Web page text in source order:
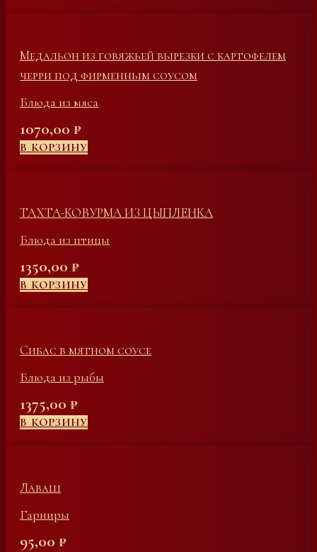
Медальон из говяжьей вырезки с картофелем
черри под фирменным соусом
Блюда из мяса
1070,00 ₽
В КОРЗИНУ
ТАХТА-КОВУРМА ИЗ ЦЫПЛЕНКА
Блюда из птицы
1350,00 ₽
В КОРЗИНУ
Сибас в мятном соусе
Блюда из рыбы
1375,00 ₽
В КОРЗИНУ
Лаваш
Гарниры
95,00 ₽